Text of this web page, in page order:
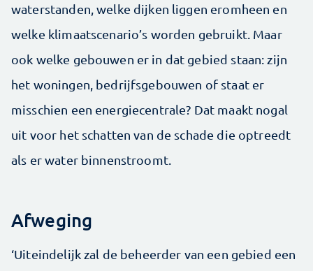
waterstanden, welke dijken liggen eromheen en
welke klimaatscenario’s worden gebruikt. Maar
ook welke gebouwen er in dat gebied staan: zijn
het woningen, bedrijfsgebouwen of staat er
misschien een energiecentrale? Dat maakt nogal
uit voor het schatten van de schade die optreedt
als er water binnenstroomt.
Afweging
‘Uiteindelijk zal de beheerder van een gebied een